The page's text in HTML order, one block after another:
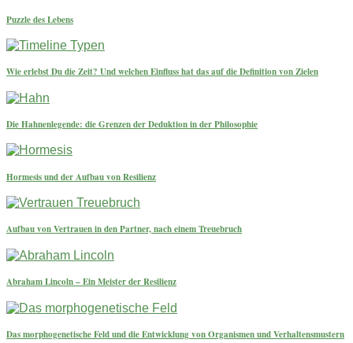
Puzzle des Lebens
Wie erlebst Du die Zeit? Und welchen Einfluss hat das auf die Definition von Zielen
Die Hahnenlegende: die Grenzen der Deduktion in der Philosophie
Hormesis und der Aufbau von Resilienz
Aufbau von Vertrauen in den Partner, nach einem Treuebruch
Abraham Lincoln – Ein Meister der Resilienz
Das morphogenetische Feld und die Entwicklung von Organismen und Verhaltensmustern